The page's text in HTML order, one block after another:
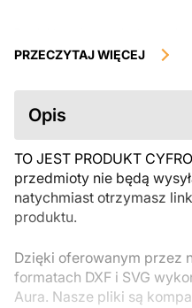
podlegają zwrotowi ani
przed zakupem. Jeśli masz
skontaktuj się bezpośrednio ze
PRZECZYTAJ WIĘCEJ
Opis
TO JEST PRODUKT
przedmioty nie będą
natychmiast otrzymasz
produktu.
Dzięki oferowanym przez
formatach DXF i SVG
Aura. Nasze pliki są